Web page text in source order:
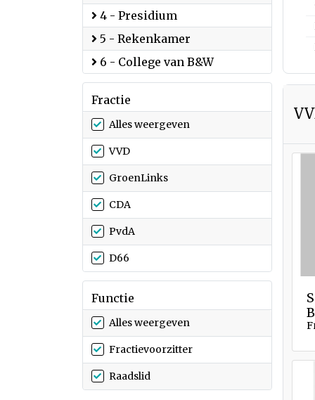
4 - Presidium
5 - Rekenkamer
6 - College van B&W
Fractie
Alles weergeven
VVD
GroenLinks
CDA
PvdA
D66
Functie
Alles weergeven
Fractievoorzitter
Raadslid